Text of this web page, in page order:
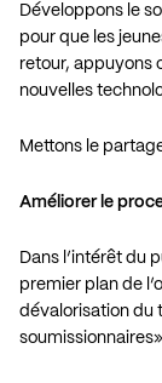
Développons le
pour que les
retour, appuyons
nouvelles
Mettons le
Améliorer le
Dans l’intérêt du
premier plan de
dévalorisation du